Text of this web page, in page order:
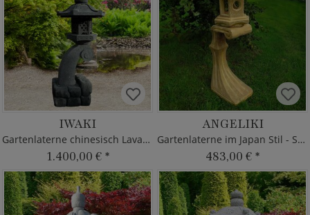
IWAKI
Gartenlaterne chinesisch Lavastein
1.400,00 € *
ANGELIKI
Gartenlaterne im Japan Stil - Steinguss
483,00 € *